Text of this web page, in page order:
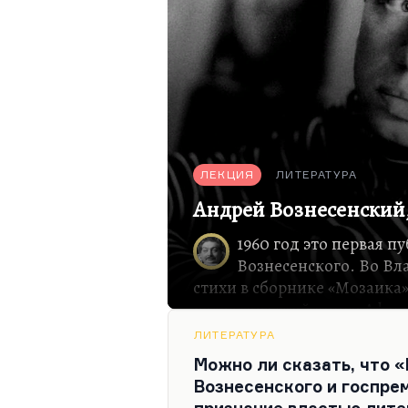
ЛЕКЦИЯ ЛИТЕРАТУРА
Андрей
1960 год это первая
Вознесенского. Во
стихи в сборнике
редактора этой книги
второй сборник, который
несколько более
так получилось, что
ее лучше, наверное, потому,
ЛИТЕРАТУРА
Можно ли сказать, что
Вознесенского и